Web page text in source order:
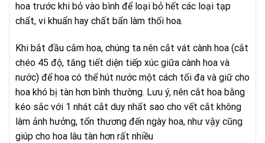
hoa trước khi bỏ vào bình để loại bỏ hết các loại tạp
chất, vi khuẩn hay chất bẩn làm thối hoa.
Khi bắt đầu cắm hoa, chúng ta nên cắt vát cành hoa (cắt
chéo 45 độ, tăng tiết diện tiếp xúc giữa cành hoa và
nước) để hoa có thể hút nước một cách tối đa và giữ cho
hoa khó bị tàn hơn bình thường. Lưu ý, nên cắt hoa bằng
kéo sắc với 1 nhát cắt duy nhất sao cho vết cắt không
làm ảnh hưởng, tổn thương đến ngày hoa, như vậy cũng
giúp cho hoa lâu tàn hơn rất nhiều